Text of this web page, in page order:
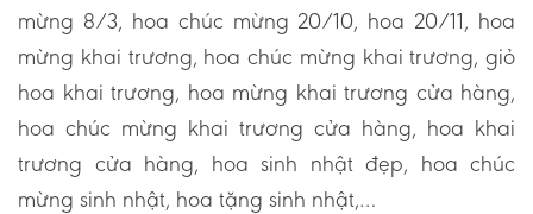
mừng 8/3, hoa chúc mừng 20/10, hoa 20/11, hoa
mừng khai trương, hoa chúc mừng khai trương, giỏ
hoa khai trương, hoa mừng khai trương cửa hàng,
hoa chúc mừng khai trương cửa hàng, hoa khai
trương cửa hàng, hoa sinh nhật đẹp, hoa chúc
mừng sinh nhật, hoa tặng sinh nhật,…